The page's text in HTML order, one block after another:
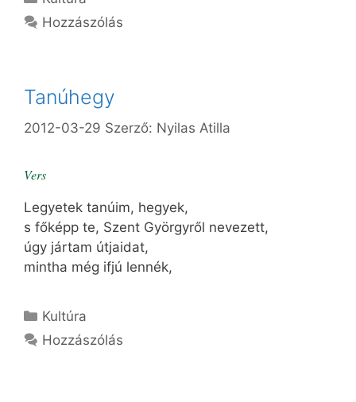
Hozzászólás
Tanúhegy
2012-03-29 Szerző: Nyilas Atilla
Vers
Legyetek tanúim, hegyek,
s főképp te, Szent Györgyről nevezett,
úgy jártam útjaidat,
mintha még ifjú lennék,
Kategória
Kultúra
Hozzászólás